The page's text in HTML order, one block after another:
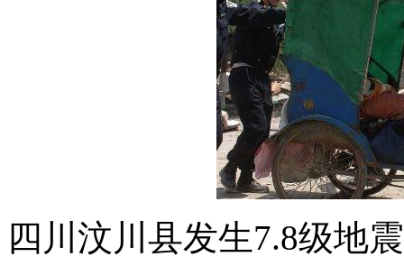
四川汶川县发生7.8级地